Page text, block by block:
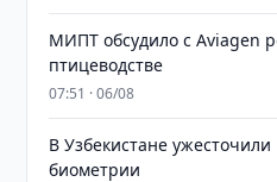
МИПТ обсудило с Aviagen
птицеводстве
07:51 · 06/08
В Узбекистане
биометрии